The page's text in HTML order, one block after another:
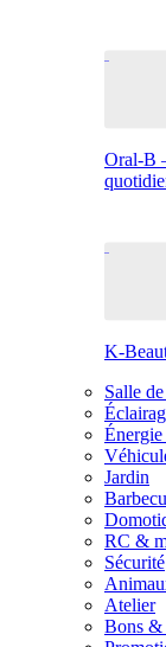
Oral-B
K-
Salle
Jardin
RC &
Sécurité
Atelier
Bons &